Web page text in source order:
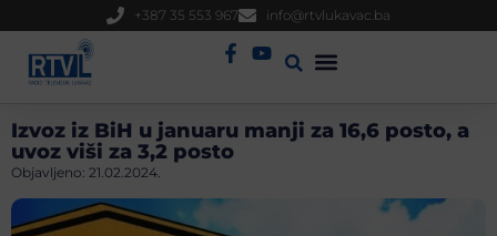
+387 35 553 967 info@rtvlukavac.ba
Izvoz iz BiH u januaru manji za 16,6 posto, a
uvoz viši za 3,2 posto
Objavljeno: 21.02.2024.